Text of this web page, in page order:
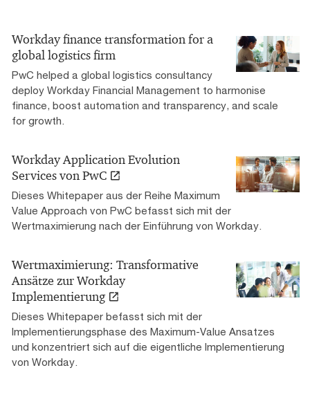
Workday finance transformation for a
global logistics firm
PwC helped a global logistics consultancy
deploy Workday Financial Management to harmonise
finance, boost automation and transparency, and scale
for growth.
Workday Application Evolution
Services von PwC
Dieses Whitepaper aus der Reihe Maximum
Value Approach von PwC befasst sich mit der
Wertmaximierung nach der Einführung von Workday.
Wertmaximierung: Transformative
Ansätze zur Workday
Implementierung
Dieses Whitepaper befasst sich mit der
Implementierungsphase des Maximum-Value Ansatzes
und konzentriert sich auf die eigentliche Implementierung
von Workday.